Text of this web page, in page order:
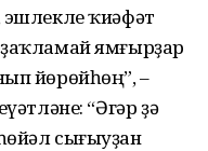
ҡиәфәт
ямғырҙар
йөрөйһөң”, –
“Әгәр ҙә
сығыуҙан